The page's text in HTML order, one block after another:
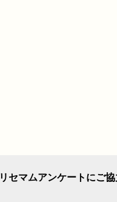
リセマムアンケートにご